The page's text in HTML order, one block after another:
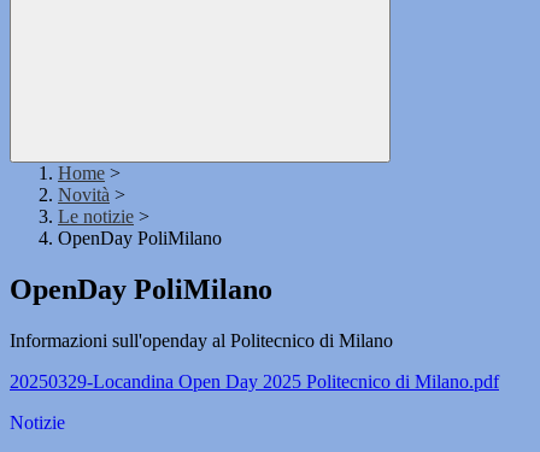
Home >
Novità >
Le notizie >
OpenDay PoliMilano
OpenDay PoliMilano
Informazioni sull'openday al Politecnico di Milano
20250329-Locandina Open Day 2025 Politecnico di Milano.pdf
Notizie